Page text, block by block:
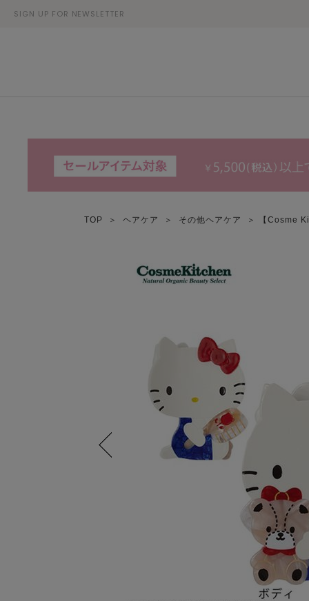
SIGN UP FOR NEWSLETTER
TOP ＞ ヘアケア ＞ その他ヘアケア ＞ 【Cosme